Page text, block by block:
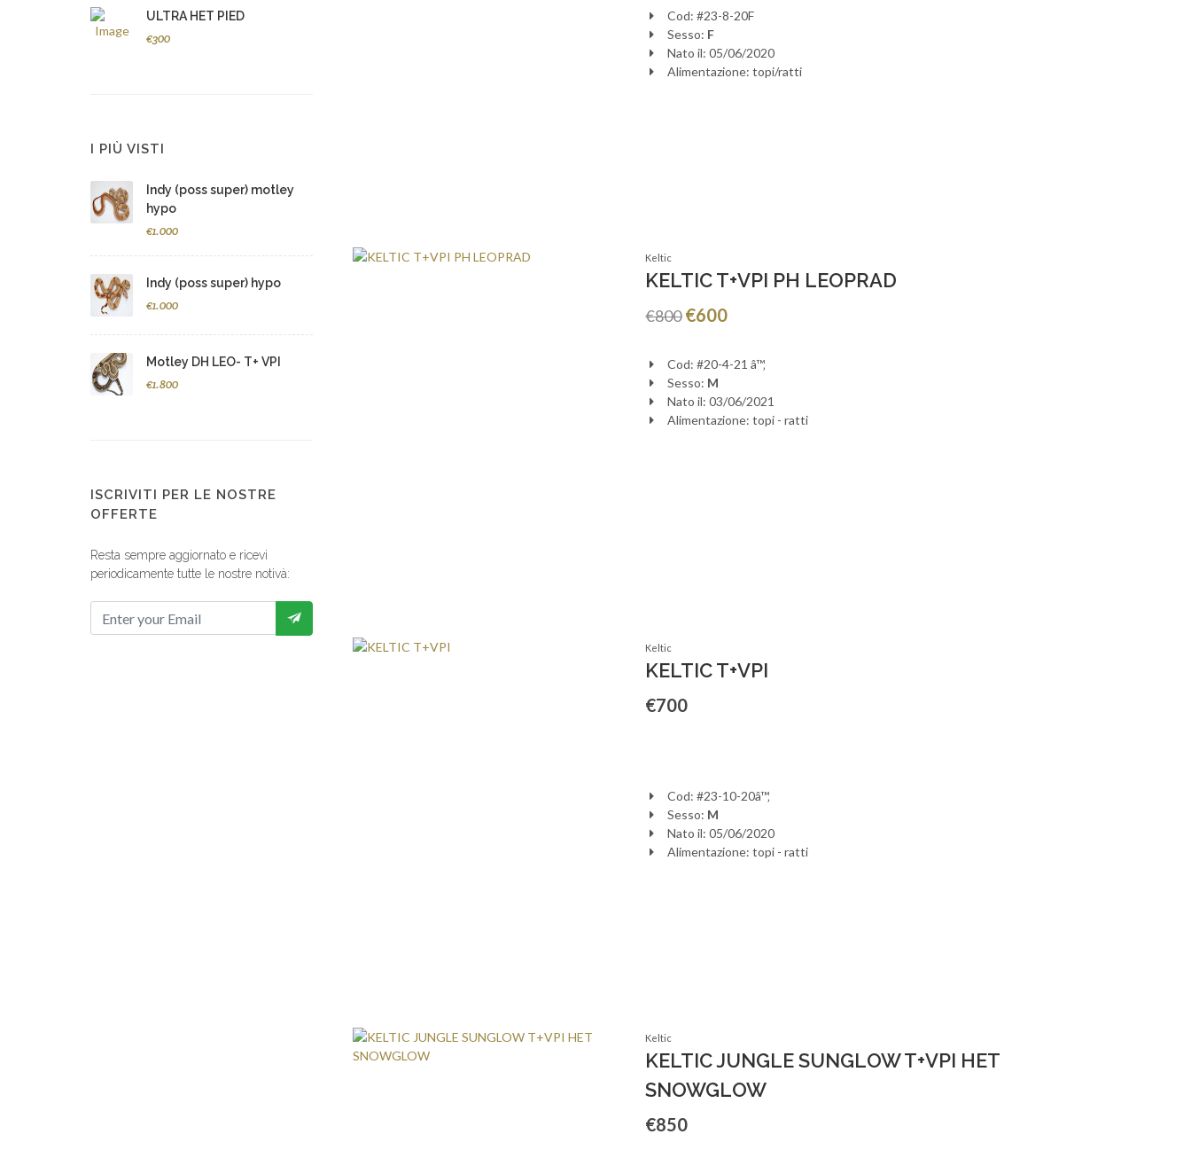
Cod: #23-8-20F
Sesso: F
Nato il: 05/06/2020
Alimentazione: topi/ratti
Keltic
KELTIC T+VPI PH LEOPRAD
€800 €600
Cod: #20-4-21 â™‚
Sesso: M
Nato il: 03/06/2021
Alimentazione: topi - ratti
Keltic
KELTIC T+VPI
€700
Cod: #23-10-20â™‚
Sesso: M
Nato il: 05/06/2020
Alimentazione: topi - ratti
Keltic
KELTIC JUNGLE SUNGLOW T+VPI HET
SNOWGLOW
€850
ULTRA HET PIED
€300
I PIÙ VISTI
Indy (poss super) motley
hypo
€1.000
Indy (poss super) hypo
€1.000
Motley DH LEO- T+ VPI
€1.800
ISCRIVITI PER LE NOSTRE
OFFERTE
Resta sempre aggiornato e ricevi
periodicamente tutte le nostre notivà: